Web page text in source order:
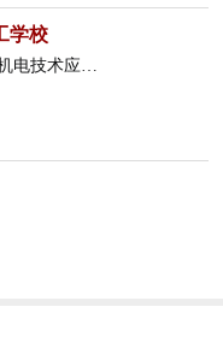
学校
数控技术应用